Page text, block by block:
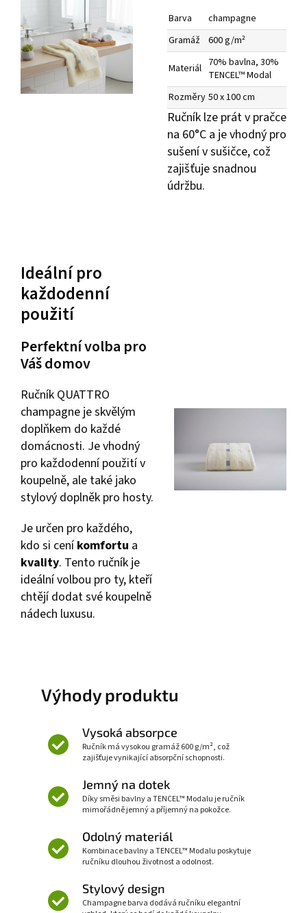
Barva
champagne
Gramáž 600 g/m²
Materiál 70% bavlna, 30%
TENCEL™ Modal
Rozměry 50 x 100 cm
Ručník lze prát v pračce
na 60°C a je vhodný pro
sušení v sušičce, což
zajišťuje snadnou
údržbu.
Ideální pro
každodenní
použití
Perfektní volba pro
Váš domov
Ručník QUATTRO
champagne je skvělým
doplňkem do každé
domácnosti. Je vhodný
pro každodenní použití v
koupelně, ale také jako
stylový doplněk pro hosty.
Je určen pro každého,
kdo si ceníkomfortu a
kvality. Tento ručník je
ideální volbou pro ty, kteří
chtějí dodat své koupelně
nádech luxusu.
Výhody produktu
Vysoká absorpce
Ručník má vysokou gramáž 600 g/m², což
zajišťuje vynikající absorpční schopnosti.
Jemný na dotek
Díky směsi bavlny a TENCEL™ Modalu je ručník
mimořádně jemný a příjemný na pokožce.
Odolný materiál
Kombinace bavlny a TENCEL™ Modalu poskytuje
ručníku dlouhou životnost a odolnost.
Stylový design
Champagne barva dodává ručníku elegantní